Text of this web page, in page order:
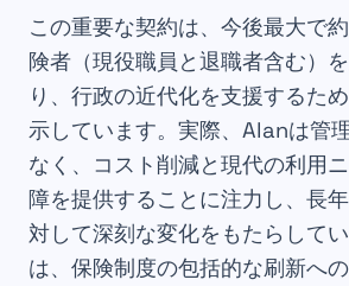
この重要な契約は、今後最大で
険者（現役職員と退職者含む）
り、行政の近代化を支援するた
示しています。実際、Alanは管
なく、コスト削減と現代の利用
障を提供することに注力し、長
対して深刻な変化をもたらして
は、保険制度の包括的な刷新へ